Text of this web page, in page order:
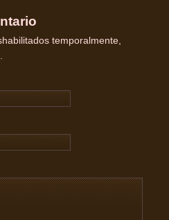
temporalmente,